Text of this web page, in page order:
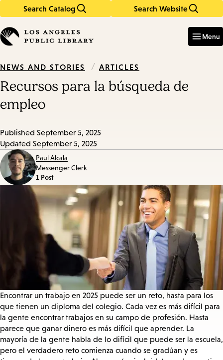
Search Catalog Search Website
in
keywords
Menu
NEWS AND STORIES / ARTICLES
Recursos para la búsqueda de
empleo
Published September 5, 2025
Updated September 5, 2025
Paul Alcala
Messenger Clerk
1 Post
Encontrar un trabajo en 2025 puede ser un reto, hasta para los
que tienen un diploma del colegio. Cada vez es más difícil para
la gente encontrar trabajos en su campo de profesión. Hasta
parece que ganar dinero es más difícil que aprender. La
mayoría de la gente habla de lo difícil que puede ser la escuela,
pero el verdadero reto comienza cuando se gradúan y es